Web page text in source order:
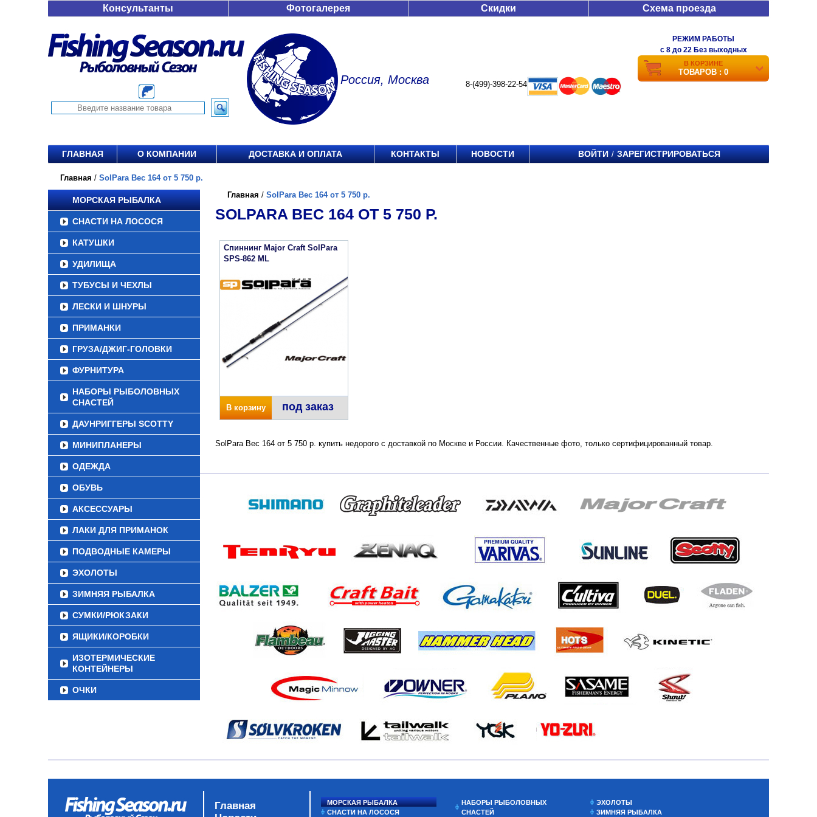
Консультанты Фотогалерея Скидки Схема проезда
Россия, Москва 8-(499)-398-22-54
РЕЖИМ РАБОТЫ
c 8 до 22 Без выходных
В КОРЗИНЕ
ТОВАРОВ : 0
ГЛАВНАЯ О КОМПАНИИ ДОСТАВКА И ОПЛАТА КОНТАКТЫ НОВОСТИ ВОЙТИ / ЗАРЕГИСТРИРОВАТЬСЯ
Главная / SolPara Вес 164 от 5 750 р.
МОРСКАЯ РЫБАЛКА
СНАСТИ НА ЛОСОСЯ
КАТУШКИ
УДИЛИЩА
ТУБУСЫ И ЧЕХЛЫ
ЛЕСКИ И ШНУРЫ
ПРИМАНКИ
ГРУЗА/ДЖИГ-ГОЛОВКИ
ФУРНИТУРА
НАБОРЫ РЫБОЛОВНЫХ
СНАСТЕЙ
ДАУНРИГГЕРЫ SCOTTY
МИНИПЛАНЕРЫ
ОДЕЖДА
ОБУВЬ
АКСЕССУАРЫ
ЛАКИ ДЛЯ ПРИМАНОК
ПОДВОДНЫЕ КАМЕРЫ
ЭХОЛОТЫ
ЗИМНЯЯ РЫБАЛКА
СУМКИ/РЮКЗАКИ
ЯЩИКИ/КОРОБКИ
ИЗОТЕРМИЧЕСКИЕ
КОНТЕЙНЕРЫ
ОЧКИ
Главная / SolPara Вес 164 от 5 750 р.
SOLPARA ВЕС 164 ОТ 5 750 Р.
Спиннинг Major Craft SolPara
SPS-862 ML
В корзину под заказ
SolPara Вес 164 от 5 750 р. купить недорого с доставкой по Москве и России. Качественные фото, только сертифицированный товар.
Главная
МОРСКАЯ РЫБАЛКА
СНАСТИ НА ЛОСОСЯ
НАБОРЫ РЫБОЛОВНЫХ
СНАСТЕЙ
ЭХОЛОТЫ
ЗИМНЯЯ РЫБАЛКА